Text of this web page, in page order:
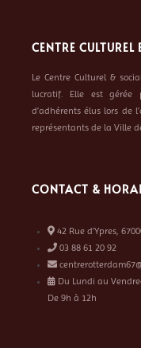
CENTRE
Le Centre Culturel &
lucratif. Elle est gérée
d’adhérents élus lors de
représentants de la Ville
CONTACT &
42 Rue d’Ypres,
03 88 61 20 92
Du Lundi au
De 9h à 12h